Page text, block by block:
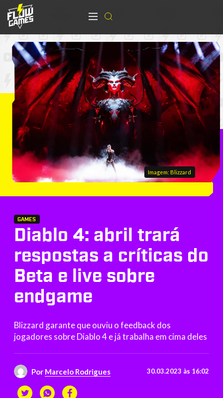
Imagem: Blizzard
GAMES
Diablo 4: abril trará
respostas a críticas do
Beta e live sobre
endgame
Blizzard garante que ouviu o feedback dos
jogadores sobre Diablo 4 e já trabalha em cima deles
Por Marcelo Rodrigues 30.03.2023 às 16:02